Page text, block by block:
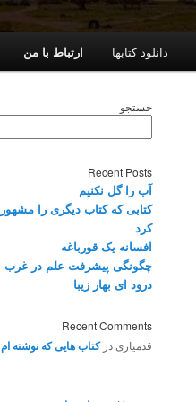
دانلود کتابها ارتباط با من
جستجو
Recent Posts
آب را گل نکنیم
کتابی که کتاب دیگری را مشهور
کرد
افسانه یک قورباغه
چگونگی پیشرفت علم در غرب
درود ای بهار زیبا
Recent Comments
قدمیاری درکتاب هایی که نوشته ام